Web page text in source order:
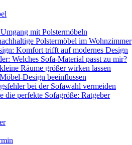
mit Polstermöbeln
Polstermöbel im Wohnzimmer
Komfort trifft auf modernes Design
Welches Sofa-Material passt zu mir?
Räume größer wirken lassen
Design beeinflussen
bei der Sofawahl vermeiden
die perfekte Sofagröße: Ratgeber